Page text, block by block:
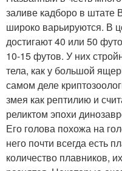
заливе кадборо в штате
широко варьируются. В
достигают 40 или 50
10-15 футов. У них
тела, как у большой
самом деле
змея как рептилию и
реликтом эпохи
Его голова похожа на
него почти всегда есть
количество плавников,